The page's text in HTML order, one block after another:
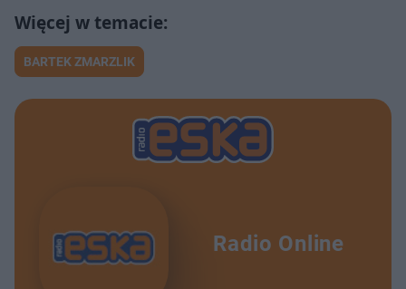
BARTEK ZMARZLIK
Radio Online